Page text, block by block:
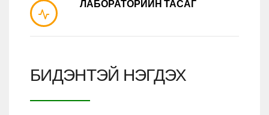
ЛАБОРАТОРИЙН ТАСАГ
БИДЭНТЭЙ НЭГДЭХ